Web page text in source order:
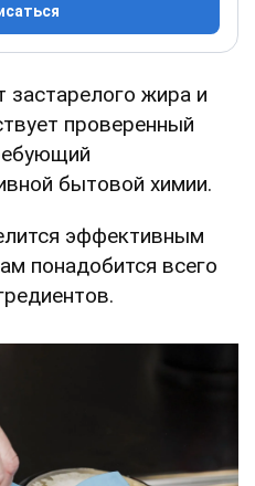
застарелого жира и
проверенный
бытовой химии.
эффективным
понадобится всего